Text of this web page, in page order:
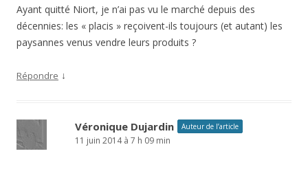
Ayant quitté Niort, je n’ai pas vu le marché depuis des
décennies: les « placis » reçoivent-ils toujours (et autant) les
paysannes venus vendre leurs produits ?
Répondre ↓
Véronique Dujardin Auteur de l’article
11 juin 2014 à 7 h 09 min